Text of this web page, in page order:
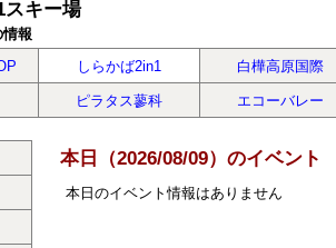
スキー場
報
しらかば2in1 白樺高原国際
ピラタス蓼科 エコーバレー
本日（2026/08/09）のイベント
本日のイベント情報はありません